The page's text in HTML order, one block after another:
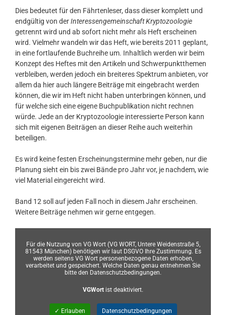
Dies bedeutet für den Fährtenleser, dass dieser komplett und
endgültig von derInteressengemeinschaft Kryptozoologie
getrennt wird und ab sofort nicht mehr als Heft erscheinen
wird. Vielmehr wandeln wir das Heft, wie bereits 2011 geplant,
in eine fortlaufende Buchreihe um. Inhaltlich werden wir beim
Konzept des Heftes mit den Artikeln und Schwerpunktthemen
verbleiben, werden jedoch ein breiteres Spektrum anbieten, vor
allem da hier auch längere Beiträge mit eingebracht werden
können, die wir im Heft nicht haben unterbringen können, und
für welche sich eine eigene Buchpublikation nicht rechnen
würde. Jede an der Kryptozoologie interessierte Person kann
sich mit eigenen Beiträgen an dieser Reihe auch weiterhin
beteiligen.
Es wird keine festen Erscheinungstermine mehr geben, nur die
Planung sieht ein bis zwei Bände pro Jahr vor, je nachdem, wie
viel Material eingereicht wird.
Band 12 soll auf jeden Fall noch in diesem Jahr erscheinen.
Weitere Beiträge nehmen wir gerne entgegen.
Für die Nutzung von VG Wort (VG WORT, Untere Weidenstraße 5,
81543 München) benötigen wir laut DSGVO Ihre Zustimmung. Es
werden seitens VG Wort personenbezogene Daten erhoben,
verarbeitet und gespeichert. Welche Daten genau entnehmen Sie
bitte den Datenschutzbedingungen.
VGWort ist deaktiviert.
✓ Erlauben Datenschutzbedingungen